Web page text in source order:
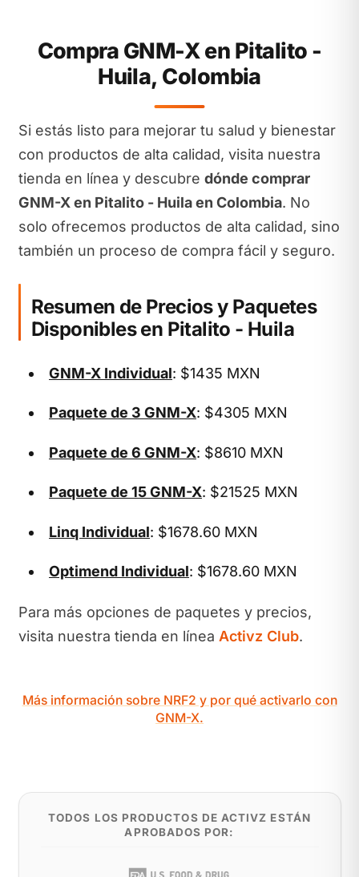
Compra GNM-X en Pitalito -
Huila, Colombia
Si estás listo para mejorar tu salud y bienestar
con productos de alta calidad, visita nuestra
tienda en línea y descubre dónde comprar
GNM-X en Pitalito - Huila en Colombia. No
solo ofrecemos productos de alta calidad, sino
también un proceso de compra fácil y seguro.
Resumen de Precios y Paquetes
Disponibles en Pitalito - Huila
GNM-X Individual: $1435 MXN
Paquete de 3 GNM-X: $4305 MXN
Paquete de 6 GNM-X: $8610 MXN
Paquete de 15 GNM-X: $21525 MXN
Linq Individual: $1678.60 MXN
Optimend Individual: $1678.60 MXN
Para más opciones de paquetes y precios,
visita nuestra tienda en línea Activz Club.
Más información sobre NRF2 y por qué activarlo con
GNM-X.
TODOS LOS PRODUCTOS DE ACTIVZ ESTÁN
APROBADOS POR: